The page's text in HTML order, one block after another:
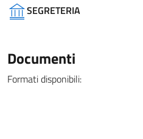
SEGRETERIA
Documenti
Formati disponibili: